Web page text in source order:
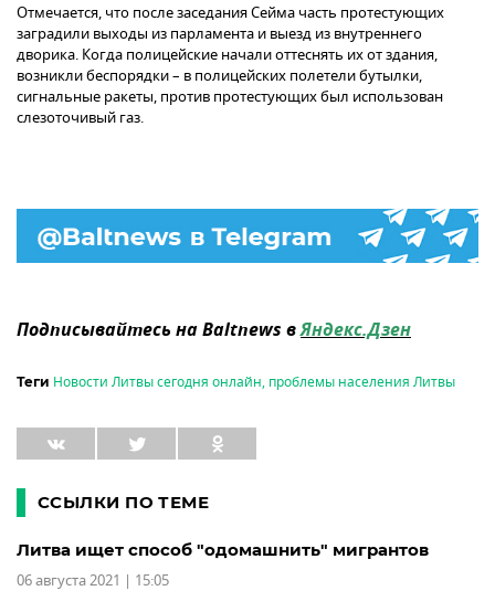
Отмечается, что после заседания Сейма часть протестующих
заградили выходы из парламента и выезд из внутреннего
дворика. Когда полицейские начали оттеснять их от здания,
возникли беспорядки – в полицейских полетели бутылки,
сигнальные ракеты, против протестующих был использован
слезоточивый газ.
Подписывайтесь на Baltnews вЯндекс.Дзен
Теги Новости Литвы сегодня онлайн, проблемы населения Литвы
ССЫЛКИ ПО ТЕМЕ
Литва ищет способ "одомашнить" мигрантов
06 августа 2021 | 15:05